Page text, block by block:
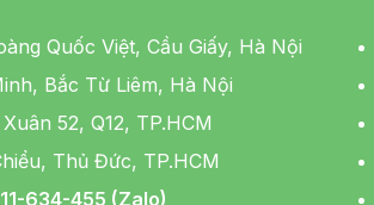
Quốc Việt, Cầu Giấy, Hà Nội
Bắc Từ Liêm, Hà Nội
52, Q12, TP.HCM
Thủ Đức, TP.HCM
634-455 (Zalo)